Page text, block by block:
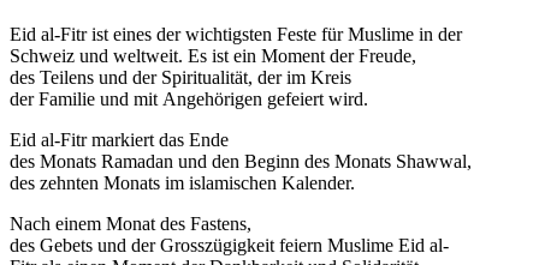
Eid al-Fitr ist eines der wichtigsten Feste für Muslime in der
Schweiz und weltweit. Es ist ein Moment der Freude,
des Teilens und der Spiritualität, der im Kreis
der Familie und mit Angehörigen gefeiert wird.
Eid al-Fitr markiert das Ende
des Monats Ramadan und den Beginn des Monats Shawwal,
des zehnten Monats im islamischen Kalender.
Nach einem Monat des Fastens,
des Gebets und der Grosszügigkeit feiern Muslime Eid al-